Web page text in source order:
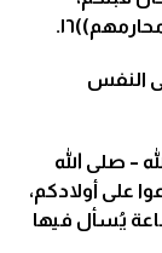
النفس
– صلى الله
على أولادكم،
يُسأل فيها